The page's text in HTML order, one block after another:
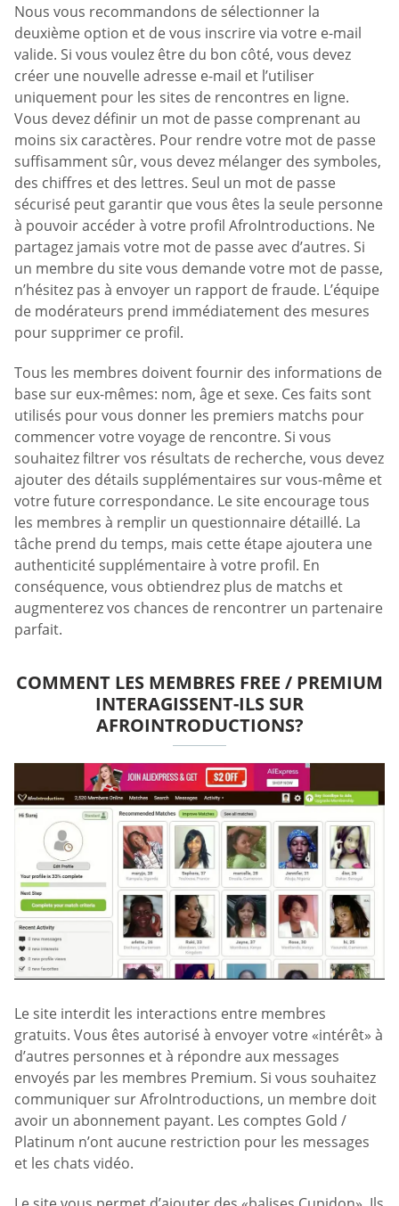
Nous vous recommandons de sélectionner la
deuxième option et de vous inscrire via votre e-mail
valide. Si vous voulez être du bon côté, vous devez
créer une nouvelle adresse e-mail et l’utiliser
uniquement pour les sites de rencontres en ligne.
Vous devez définir un mot de passe comprenant au
moins six caractères. Pour rendre votre mot de passe
suffisamment sûr, vous devez mélanger des symboles,
des chiffres et des lettres. Seul un mot de passe
sécurisé peut garantir que vous êtes la seule personne
à pouvoir accéder à votre profil AfroIntroductions. Ne
partagez jamais votre mot de passe avec d’autres. Si
un membre du site vous demande votre mot de passe,
n’hésitez pas à envoyer un rapport de fraude. L’équipe
de modérateurs prend immédiatement des mesures
pour supprimer ce profil.
Tous les membres doivent fournir des informations de
base sur eux-mêmes: nom, âge et sexe. Ces faits sont
utilisés pour vous donner les premiers matchs pour
commencer votre voyage de rencontre. Si vous
souhaitez filtrer vos résultats de recherche, vous devez
ajouter des détails supplémentaires sur vous-même et
votre future correspondance. Le site encourage tous
les membres à remplir un questionnaire détaillé. La
tâche prend du temps, mais cette étape ajoutera une
authenticité supplémentaire à votre profil. En
conséquence, vous obtiendrez plus de matchs et
augmenterez vos chances de rencontrer un partenaire
parfait.
COMMENT LES MEMBRES FREE / PREMIUM
INTERAGISSENT-ILS SUR
AFROINTRODUCTIONS?
Le site interdit les interactions entre membres
gratuits. Vous êtes autorisé à envoyer votre «intérêt» à
d’autres personnes et à répondre aux messages
envoyés par les membres Premium. Si vous souhaitez
communiquer sur AfroIntroductions, un membre doit
avoir un abonnement payant. Les comptes Gold /
Platinum n’ont aucune restriction pour les messages
et les chats vidéo.